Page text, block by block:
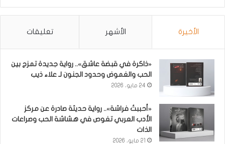
الأخيرة الأشهر تعليقات
«ذاكرة في قبضة عاشق».. رواية جديدة تمزج بين
الحب والغموض وحدود الجنون لـ علاء ذيب
24 مايو، 2026
«أحببتُ فراشة».. رواية حديثة صادرة عن مركز
الأدب العربي تغوص في هشاشة الحب وصراعات
الذات
21 مايو، 2026